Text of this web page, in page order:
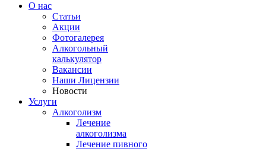
О нас
Статьи
Акции
Фотогалерея
Алкогольный
калькулятор
Вакансии
Наши Лицензии
Новости
Услуги
Алкоголизм
Лечение
алкоголизма
Лечение пивного